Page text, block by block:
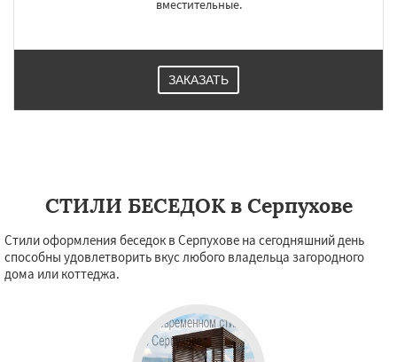
вместительные.
ЗАКАЗАТЬ
СТИЛИ БЕСЕДОК в Серпухове
Стили оформления беседок в Серпухове на сегодняшний день
способны удовлетворить вкус любого владельца загородного
дома или коттеджа.